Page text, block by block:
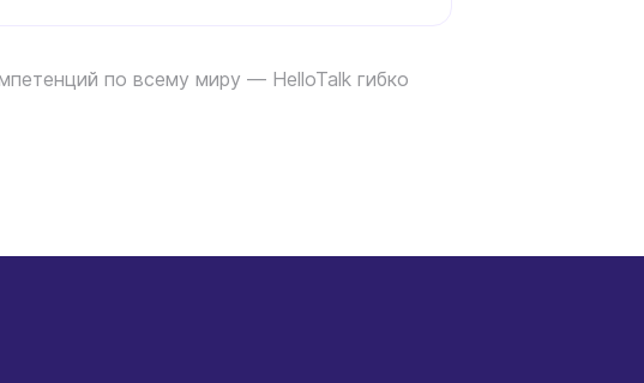
по всему миру — HelloTalk гибко